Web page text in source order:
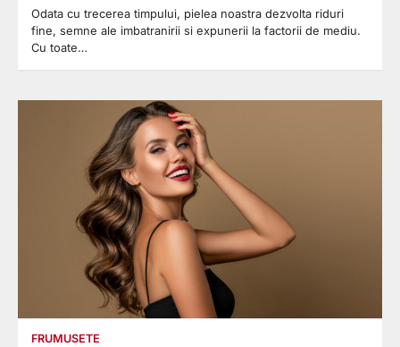
Odata cu trecerea timpului, pielea noastra dezvolta riduri
fine, semne ale imbatranirii si expunerii la factorii de mediu.
Cu toate…
FRUMUSETE